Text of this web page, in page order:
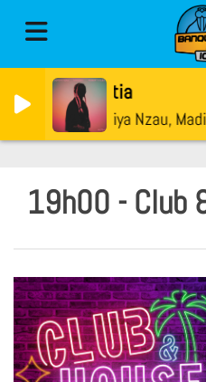
Hutia
Sofiya Nzau,
19h00 - Club